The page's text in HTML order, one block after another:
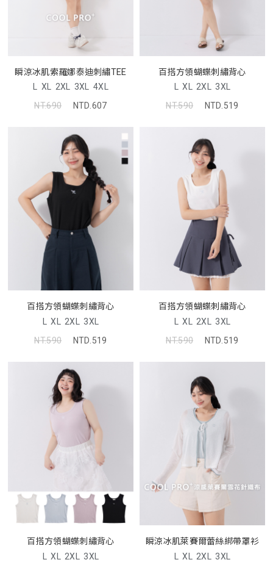
瞬涼冰肌索羅娜泰迪刺繡TEE
L XL 2XL 3XL 4XL
NT.690
NTD.607
百搭方領蝴蝶刺繡背心
L XL 2XL 3XL
NT.590
NTD.519
百搭方領蝴蝶刺繡背心
L XL 2XL 3XL
NT.590
NTD.519
百搭方領蝴蝶刺繡背心
L XL 2XL 3XL
NT.590
NTD.519
百搭方領蝴蝶刺繡背心
L XL 2XL 3XL
瞬涼冰肌萊賽爾蕾絲綁帶罩衫
L XL 2XL 3XL